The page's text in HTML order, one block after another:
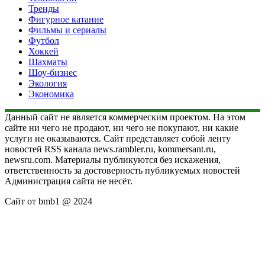
Тренды
Фигурное катание
Фильмы и сериалы
Футбол
Хоккей
Шахматы
Шоу-бизнес
Экология
Экономика
Данный сайт не является коммерческим проектом. На этом
сайте ни чего не продают, ни чего не покупают, ни какие
услуги не оказываются. Сайт представляет собой ленту
новостей RSS канала news.rambler.ru, kommersant.ru,
newsru.com. Материалы публикуются без искажения,
ответственность за достоверность публикуемых новостей
Администрация сайта не несёт.
Сайт от bmb1 @ 2024